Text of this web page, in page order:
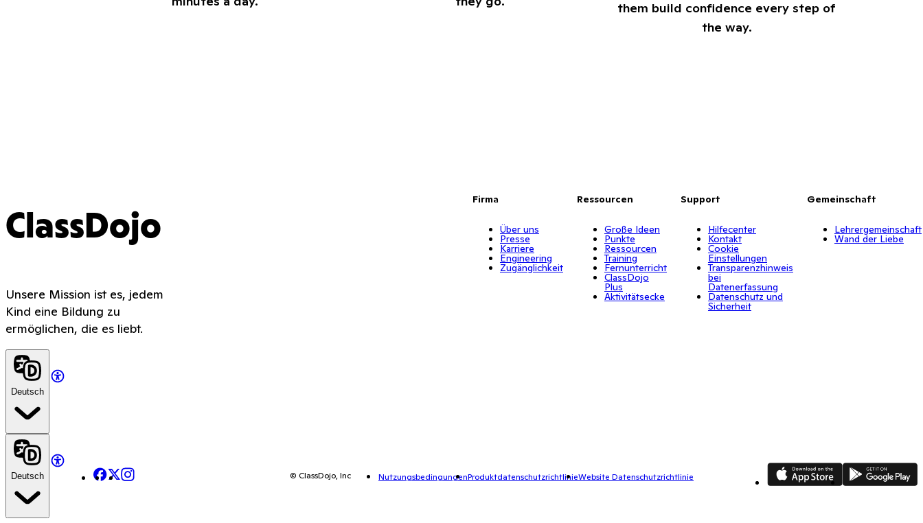
them build confidence every step of
the way.
ClassDojo
Unsere Mission ist es, jedem
Kind eine Bildung zu
ermöglichen, die es liebt.
Deutsch
Firma
Über uns
Presse
Karriere
Engineering
Zugänglichkeit
Ressourcen
Große Ideen
Punkte
Ressourcen
Training
Fernunterricht
ClassDojo
Plus
Aktivitätsecke
Support
Hilfecenter
Kontakt
Cookie
Einstellungen
Transparenzhinweis
bei
Datenerfassung
Datenschutz und
Sicherheit
Gemeinschaft
Lehrergemeinschaft
Wand der Liebe
Deutsch Facebook
X Instagram © ClassDojo, Inc NutzungsbedingungenProduktdatenschutzrichtlinieWebsite Datenschutzrichtlinie
App Store Google Play